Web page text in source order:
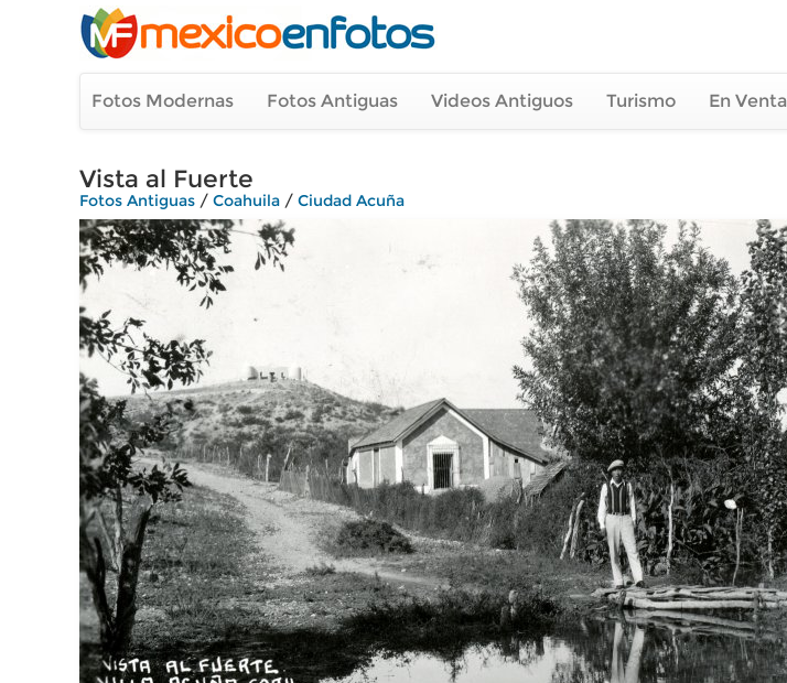
Fotos Modernas Fotos Antiguas Videos Antiguos Turismo En Venta
Vista al Fuerte
Fotos Antiguas / Coahuila / Ciudad Acuña